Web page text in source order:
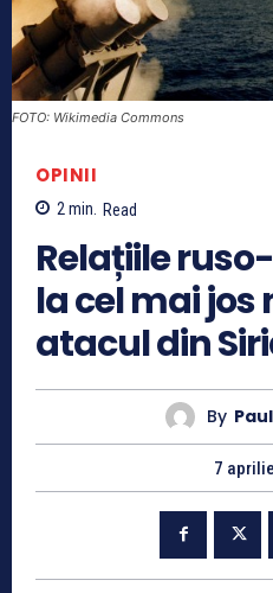
FOTO: Wikimedia Commons
OPINII
2min. Read
Relațiile
la cel mai jos
atacul din
By
7